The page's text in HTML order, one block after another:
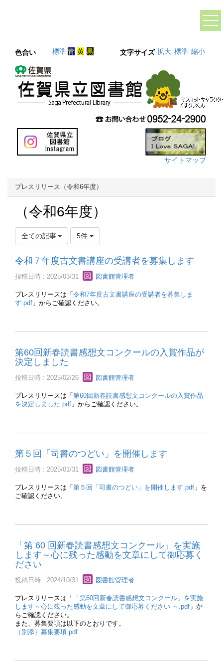
色合い 標準青 黄 黒 文字サイズ 拡大 標準 縮小
サイトマップ
プレスリリース（令和6年度）
（令和6年度）
全ての記事 5件
令和７年度古文書講座の受講者を募集します
投稿日時 : 2025/03/31 図書館管理者
プレスリリースは「 令和7年度古文書講座の受講者を募集しま
す.pdf 」からご確認ください。
第60回新春読書感想文コンクールの入賞作品が
決定しました
投稿日時 : 2025/02/26 図書館管理者
プレスリリースは「 第60回新春読書感想文コンクールの入賞作品
を決定しました.pdf 」からご確認ください。
第５回「司書のつどい」を開催します
投稿日時 : 2025/01/31 図書館管理者
プレスリリースは「 第５回「司書のつどい」を開催します.pdf 」を
ご確認ください。
「第 60 回新春読書感想文コンクール」を実施
します～心に残った感動を文章にして御応募く
ださい
投稿日時 : 2024/10/31 図書館管理者
プレスリリースは「
「第60回新春読書感想文コンクール」を実施
します～心に残った感動を文章にして御応募ください ～.pdf 」か
らご確認ください。
また、募集要項は以下のとおりです。
（別添）募集要項.pdf